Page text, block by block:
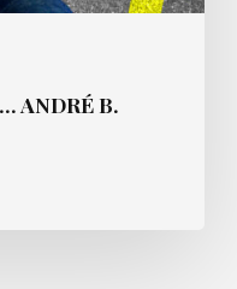
ANDRÉ B.